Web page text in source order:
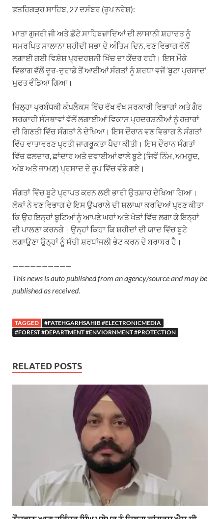
ਫਤਹਿਗੜ੍ਹ ਸਾਹਿਬ, 27 ਦਸੰਬਰ (ਰੂਪ ਨਰੇਸ਼):
ਮਾਤਾ ਗੁਜਰੀ ਜੀ ਅਤੇ ਛੋਟੇ ਸਾਹਿਬਜ਼ਾਦਿਆਂ ਦੀ ਲਾਸਾਨੀ ਸ਼ਹਾਦਤ ਨੂੰ
ਸਮਰਪਿਤ ਸਾਲਾਨਾ ਸ਼ਹੀਦੀ ਸਭਾ ਦੇ ਅੰਤਿਮ ਦਿਨ, ਵਣ ਵਿਭਾਗ ਵੱਲੋਂ
ਲਗਾਈ ਗਈ ਵਿਸ਼ੇਸ਼ ਪ੍ਰਦਰਸ਼ਨੀ ਖਿੱਚ ਦਾ ਕੇਂਦਰ ਰਹੀ। ਇਸ ਮੌਕੇ
ਵਿਭਾਗ ਵੱਲੋਂ ਦੂਰ-ਦੁਰਾਡੇ ਤੋਂ ਆਈਆਂ ਸੰਗਤਾਂ ਨੂੰ ਸ਼ਰਧਾ ਵਜੋਂ ‘ਬੂਟਾ ਪ੍ਰਸਾਦ’
ਮੁਫਤ ਵੰਡਿਆ ਗਿਆ।
ਜ਼ਿਲ੍ਹਾ ਪ੍ਰਬੰਧਕੀ ਕੰਪਲੈਕਸ ਵਿੱਚ ਵੱਖ ਵੱਖ ਸਰਕਾਰੀ ਵਿਭਾਗਾਂ ਅਤੇ ਗੈਰ
ਸਰਕਾਰੀ ਸੰਸਥਾਵਾਂ ਵੱਲੋਂ ਲਗਾਈਆਂ ਵਿਕਾਸ ਪ੍ਰਦਰਸ਼ਨੀਆਂ ਨੂੰ ਹਜ਼ਾਰਾਂ
ਦੀ ਗਿਣਤੀ ਵਿੱਚ ਸੰਗਤਾਂ ਨੇ ਦੇਖਿਆ। ਇਸ ਦੌਰਾਨ ਵਣ ਵਿਭਾਗ ਨੇ ਸੰਗਤਾਂ
ਵਿੱਚ ਵਾਤਾਵਰਣ ਪ੍ਰਤੀ ਜਾਗਰੂਕਤਾ ਪੈਦਾ ਕੀਤੀ। ਇਸ ਦੌਰਾਨ ਸੰਗਤਾਂ
ਵਿੱਚ ਫਲਦਾਰ, ਛਾਂਦਾਰ ਅਤੇ ਦਵਾਈਆਂ ਵਾਲੇ ਬੂਟੇ (ਜਿਵੇਂ ਨਿੰਮ, ਅਮਰੂਦ,
ਅੰਬ ਅਤੇ ਜਾਮਣ) ਪ੍ਰਸਾਦ ਦੇ ਰੂਪ ਵਿੱਚ ਵੰਡੇ ਗਏ।
ਸੰਗਤਾਂ ਵਿੱਚ ਬੂਟੇ ਪ੍ਰਾਪਤ ਕਰਨ ਲਈ ਭਾਰੀ ਉਤਸ਼ਾਹ ਦੇਖਿਆ ਗਿਆ।
ਲੋਕਾਂ ਨੇ ਵਣ ਵਿਭਾਗ ਦੇ ਇਸ ਉਪਰਾਲੇ ਦੀ ਸ਼ਲਾਘਾ ਕਰਦਿਆਂ ਪ੍ਰਣ ਕੀਤਾ
ਕਿ ਉਹ ਇਨ੍ਹਾਂ ਬੂਟਿਆਂ ਨੂੰ ਆਪਣੇ ਘਰਾਂ ਅਤੇ ਖੇਤਾਂ ਵਿੱਚ ਲਗਾ ਕੇ ਇਨ੍ਹਾਂ
ਦੀ ਪਾਲਣਾ ਕਰਨਗੇ। ਉਨ੍ਹਾਂ ਕਿਹਾ ਕਿ ਸ਼ਹੀਦਾਂ ਦੀ ਯਾਦ ਵਿੱਚ ਬੂਟੇ
ਲਗਾਉਣਾ ਉਨ੍ਹਾਂ ਨੂੰ ਸੱਚੀ ਸ਼ਰਧਾਂਜਲੀ ਭੇਟ ਕਰਨ ਦੇ ਬਰਾਬਰ ਹੈ।
——————————
This news is auto published from an agency/source and may be
published as received.
TAGGED
#FATEHGARHSAHIB #ELECTRONICMEDIA
#FOREST #DEPARTMENT #ENVIORNMENT #PROTECTION
RELATED POSTS